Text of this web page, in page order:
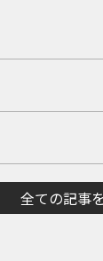
全ての記事